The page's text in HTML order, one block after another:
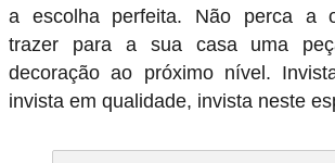
a escolha perfeita. Não perca a
trazer para a sua casa uma
decoração ao próximo nível.
invista em qualidade, invista neste